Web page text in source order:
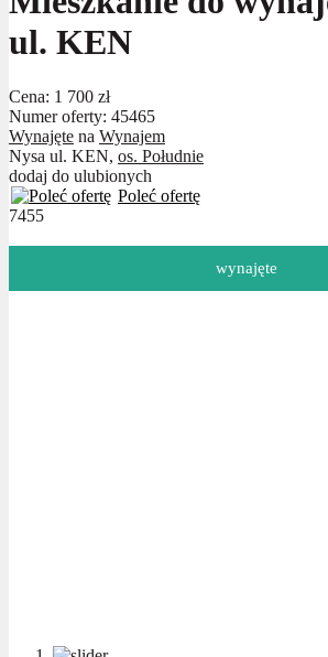
ul. KEN
Cena: 1 700 zł
Numer oferty: 45465
Wynajęte na Wynajem
Nysa ul. KEN, os. Południe
dodaj do ulubionych
Poleć ofertę
7455
wynajęte